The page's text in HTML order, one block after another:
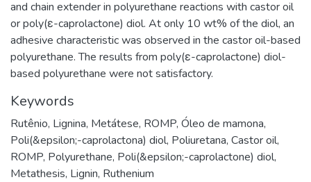
and chain extender in polyurethane reactions with castor oil
or poly(ε-caprolactone) diol. At only 10 wt% of the diol, an
adhesive characteristic was observed in the castor oil-based
polyurethane. The results from poly(ε-caprolactone) diol-
based polyurethane were not satisfactory.
Keywords
Rutênio, Lignina, Metátese, ROMP, Óleo de mamona,
Poli(&epsilon;-caprolactona) diol, Poliuretana, Castor oil,
ROMP, Polyurethane, Poli(&epsilon;-caprolactone) diol,
Metathesis, Lignin, Ruthenium